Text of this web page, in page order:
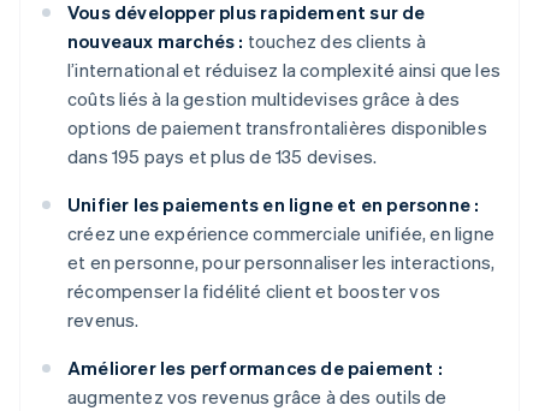
Vous développer plus rapidement sur de
nouveaux marchés : touchez des clients à
l’international et réduisez la complexité ainsi que les
coûts liés à la gestion multidevises grâce à des
options de paiement transfrontalières disponibles
dans 195 pays et plus de 135 devises.
Unifier les paiements en ligne et en personne :
créez une expérience commerciale unifiée, en ligne
et en personne, pour personnaliser les interactions,
récompenser la fidélité client et booster vos
revenus.
Améliorer les performances de paiement :
augmentez vos revenus grâce à des outils de